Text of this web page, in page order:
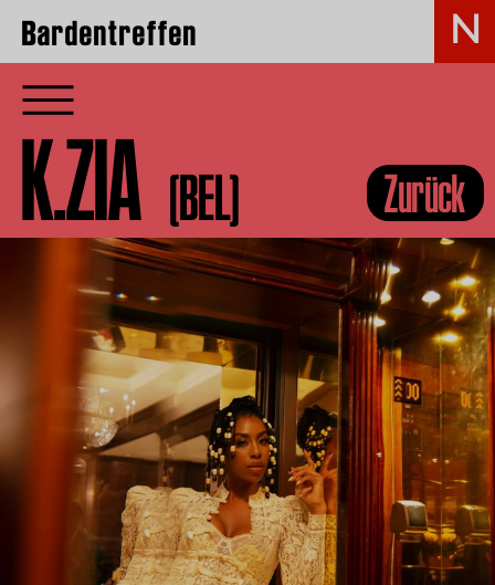
Bardentreffen
K.ZIA (BEL) Zurück